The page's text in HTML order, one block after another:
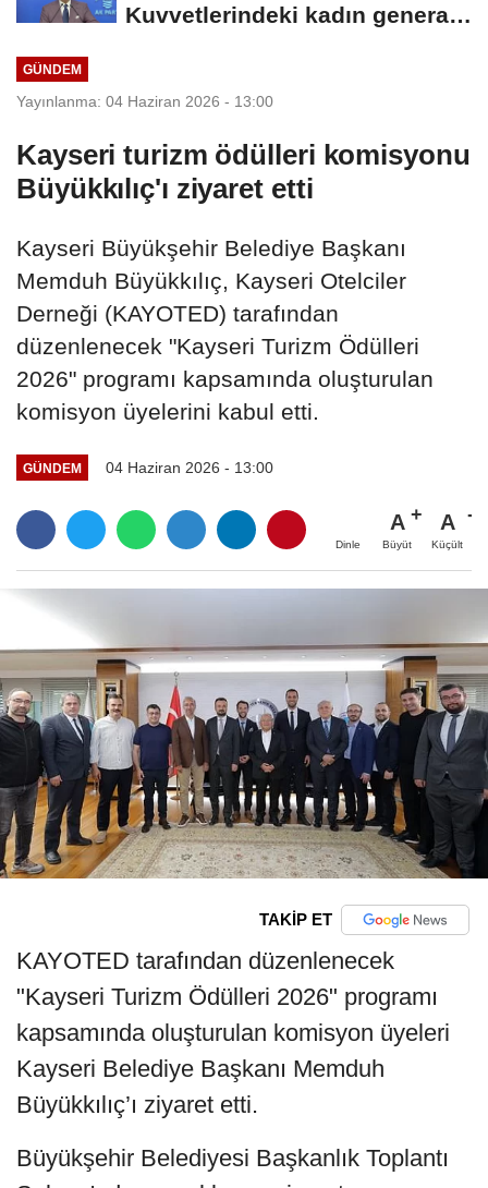
Kuvvetlerindeki kadın general
GÜNDEM
Yayınlanma: 04 Haziran 2026 - 13:00
Kayseri turizm ödülleri komisyonu
Büyükkılıç'ı ziyaret etti
Kayseri Büyükşehir Belediye Başkanı
Memduh Büyükkılıç, Kayseri Otelciler
Derneği (KAYOTED) tarafından
düzenlenecek "Kayseri Turizm Ödülleri
2026" programı kapsamında oluşturulan
komisyon üyelerini kabul etti.
GÜNDEM 04 Haziran 2026 - 13:00
Dinle
A
Büyüt
A
Küçült
TAKİP ET
KAYOTED tarafından düzenlenecek
"Kayseri Turizm Ödülleri 2026" programı
kapsamında oluşturulan komisyon üyeleri
Kayseri Belediye Başkanı Memduh
Büyükkılıç’ı ziyaret etti.
Büyükşehir Belediyesi Başkanlık Toplantı